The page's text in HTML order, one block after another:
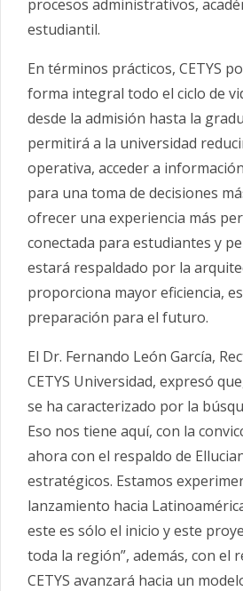
procesos administrativos,
estudiantil.
En términos prácticos, CETYS
forma integral todo el ciclo de
desde la admisión hasta la
permitirá a la universidad
operativa, acceder a
para una toma de decisiones
ofrecer una experiencia más
conectada para estudiantes y
estará respaldado por la
proporciona mayor eficiencia,
preparación para el futuro.
El Dr. Fernando León García,
CETYS Universidad, expresó
se ha caracterizado por la
Eso nos tiene aquí, con la
ahora con el respaldo de
estratégicos. Estamos
lanzamiento hacia
este es sólo el inicio y este
toda la región”, además, con el
CETYS avanzará hacia un